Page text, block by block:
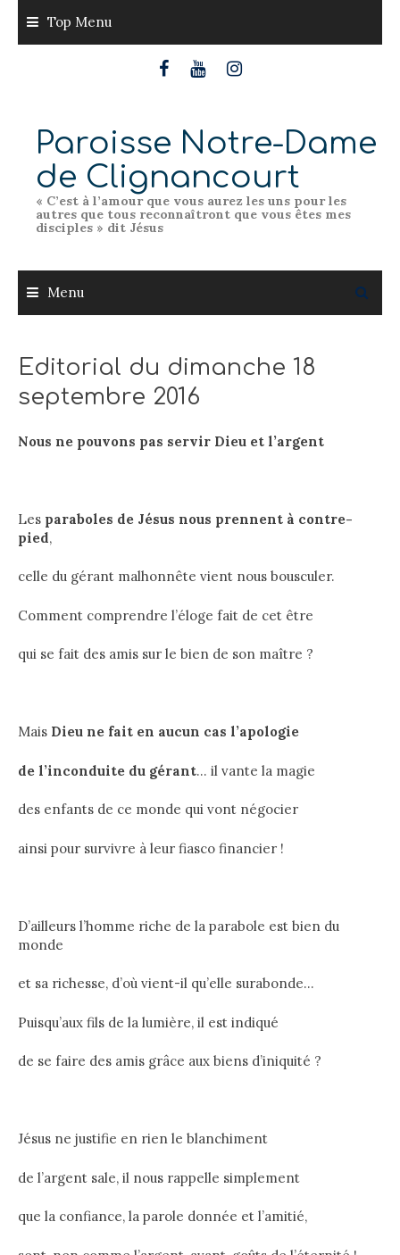
content
Top Menu
Paroisse Notre-Dame
de Clignancourt
« C’est à l’amour que vous aurez les uns pour les
autres que tous reconnaîtront que vous êtes mes
disciples » dit Jésus
Menu
Editorial du dimanche 18
septembre 2016
Nous ne pouvons pas servir Dieu et l’argent
Les paraboles de Jésus nous prennent à contre-
pied,
celle du gérant malhonnête vient nous bousculer.
Comment comprendre l’éloge fait de cet être
qui se fait des amis sur le bien de son maître ?
Mais Dieu ne fait en aucun cas l’apologie
de l’inconduite du gérant… il vante la magie
des enfants de ce monde qui vont négocier
ainsi pour survivre à leur fiasco financier !
D’ailleurs l’homme riche de la parabole est bien du
monde
et sa richesse, d’où vient-il qu’elle surabonde…
Puisqu’aux fils de la lumière, il est indiqué
de se faire des amis grâce aux biens d’iniquité ?
Jésus ne justifie en rien le blanchiment
de l’argent sale, il nous rappelle simplement
que la confiance, la parole donnée et l’amitié,